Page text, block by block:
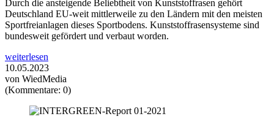
Durch die ansteigende Beliebtheit von Kunststoffrasen gehört
Deutschland EU-weit mittlerweile zu den Ländern mit den meisten
Sportfreianlagen dieses Sportbodens. Kunststoffrasensysteme sind
bundesweit gefördert und verbaut worden.
weiterlesen
10.05.2023
von WiedMedia
(Kommentare: 0)